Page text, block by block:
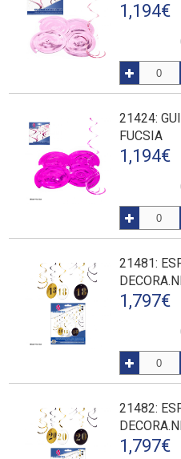
1,194€
21424:
FUCSIA
1,194€
21481:
1,797€
21482:
1,797€